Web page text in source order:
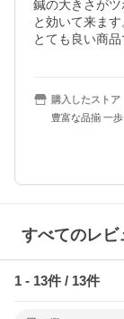
鍼の大きさが
と効いて来ます
とても良い商品
購入したストア
豊富な品揃 一
すべてのレビ
1 - 13件 / 13件